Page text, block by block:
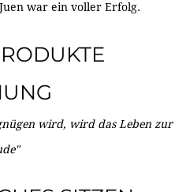
war ein voller Erfolg.
wird, wird das Leben zur